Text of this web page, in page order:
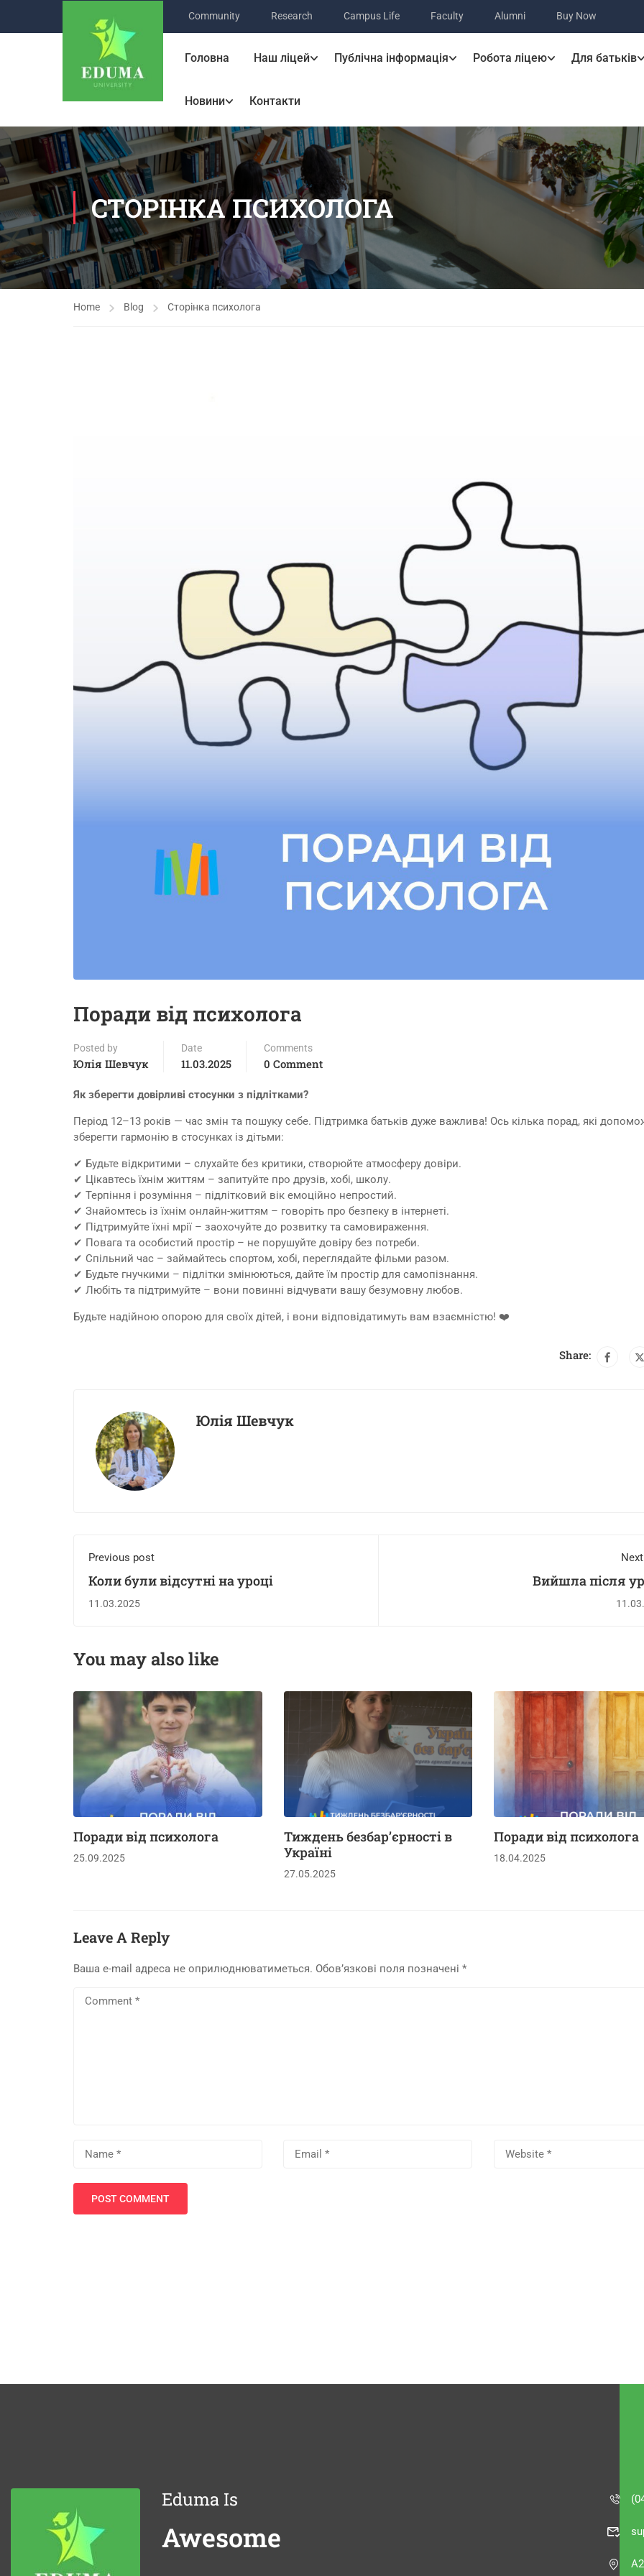
Community Research Campus Life Faculty Alumni Buy Now
Головна Наш ліцей Публічна інформація Робота ліцею Для батьків
Новини Контакти
СТОРІНКА ПСИХОЛОГА
Home Blog Сторінка психолога
Поради від психолога
Posted by
Юлія Шевчук
Date
11.03.2025
Comments
0 Comment
Як зберегти довірливі стосунки з підлітками?
Період 12–13 років — час змін та пошуку себе. Підтримка батьків дуже важлива! Ось кілька порад, які
зберегти гармонію в стосунках із дітьми:
✔ Будьте відкритими – слухайте без критики, створюйте атмосферу довіри.
✔ Цікавтесь їхнім життям – запитуйте про друзів, хобі, школу.
✔ Терпіння і розуміння – підлітковий вік емоційно непростий.
✔ Знайомтесь із їхнім онлайн-життям – говоріть про безпеку в інтернеті.
✔ Підтримуйте їхні мрії – заохочуйте до розвитку та самовираження.
✔ Повага та особистий простір – не порушуйте довіру без потреби.
✔ Спільний час – займайтесь спортом, хобі, переглядайте фільми разом.
✔ Будьте гнучкими – підлітки змінюються, дайте їм простір для самопізнання.
✔ Любіть та підтримуйте – вони повинні відчувати вашу безумовну любов.
Будьте надійною опорою для своїх дітей, і вони відповідатимуть вам взаємністю! ❤️
Share:
Юлія Шевчук
Previous post
Коли були відсутні на уроці
11.03.2025
Вийшла після
You may also like
Поради від психолога
25.09.2025
Тиждень безбарʼєрності в
Україні
27.05.2025
Поради від психолога
18.04.2025
Leave A Reply
Ваша e-mail адреса не оприлюднюватиметься. Обов’язкові поля позначені *
Eduma Is
Awesome